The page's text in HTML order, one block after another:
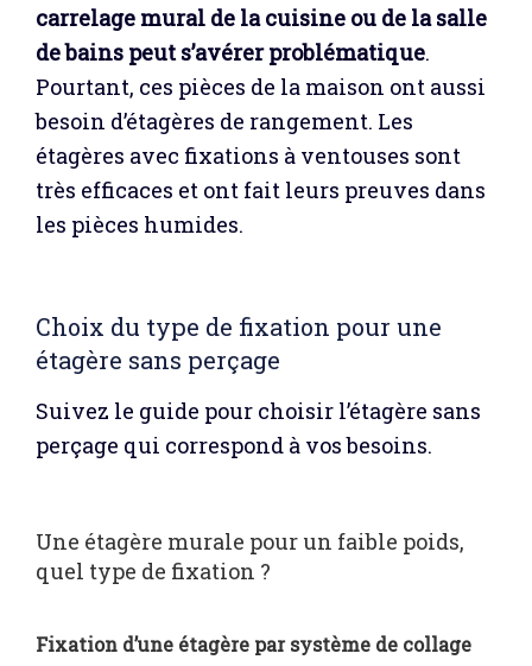
carrelage mural de la cuisine ou de la salle
de bains peut s’avérer problématique.
Pourtant, ces pièces de la maison ont aussi
besoin d’étagères de rangement. Les
étagères avec fixations à ventouses sont
très efficaces et ont fait leurs preuves dans
les pièces humides.
Choix du type de fixation pour une
étagère sans perçage
Suivez le guide pour choisir l’étagère sans
perçage qui correspond à vos besoins.
Une étagère murale pour un faible poids,
quel type de fixation ?
Fixation d’une étagère par système de collage